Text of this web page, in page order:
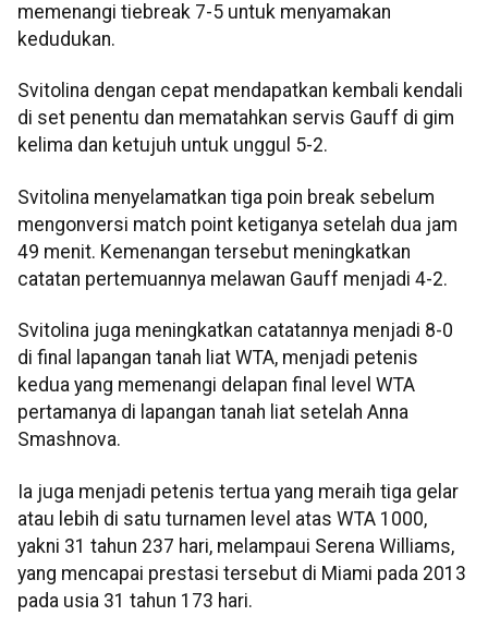
memenangi tiebreak 7-5 untuk menyamakan
kedudukan.
Svitolina dengan cepat mendapatkan kembali kendali
di set penentu dan mematahkan servis Gauff di gim
kelima dan ketujuh untuk unggul 5-2.
Svitolina menyelamatkan tiga poin break sebelum
mengonversi match point ketiganya setelah dua jam
49 menit. Kemenangan tersebut meningkatkan
catatan pertemuannya melawan Gauff menjadi 4-2.
Svitolina juga meningkatkan catatannya menjadi 8-0
di final lapangan tanah liat WTA, menjadi petenis
kedua yang memenangi delapan final level WTA
pertamanya di lapangan tanah liat setelah Anna
Smashnova.
Ia juga menjadi petenis tertua yang meraih tiga gelar
atau lebih di satu turnamen level atas WTA 1000,
yakni 31 tahun 237 hari, melampaui Serena Williams,
yang mencapai prestasi tersebut di Miami pada 2013
pada usia 31 tahun 173 hari.